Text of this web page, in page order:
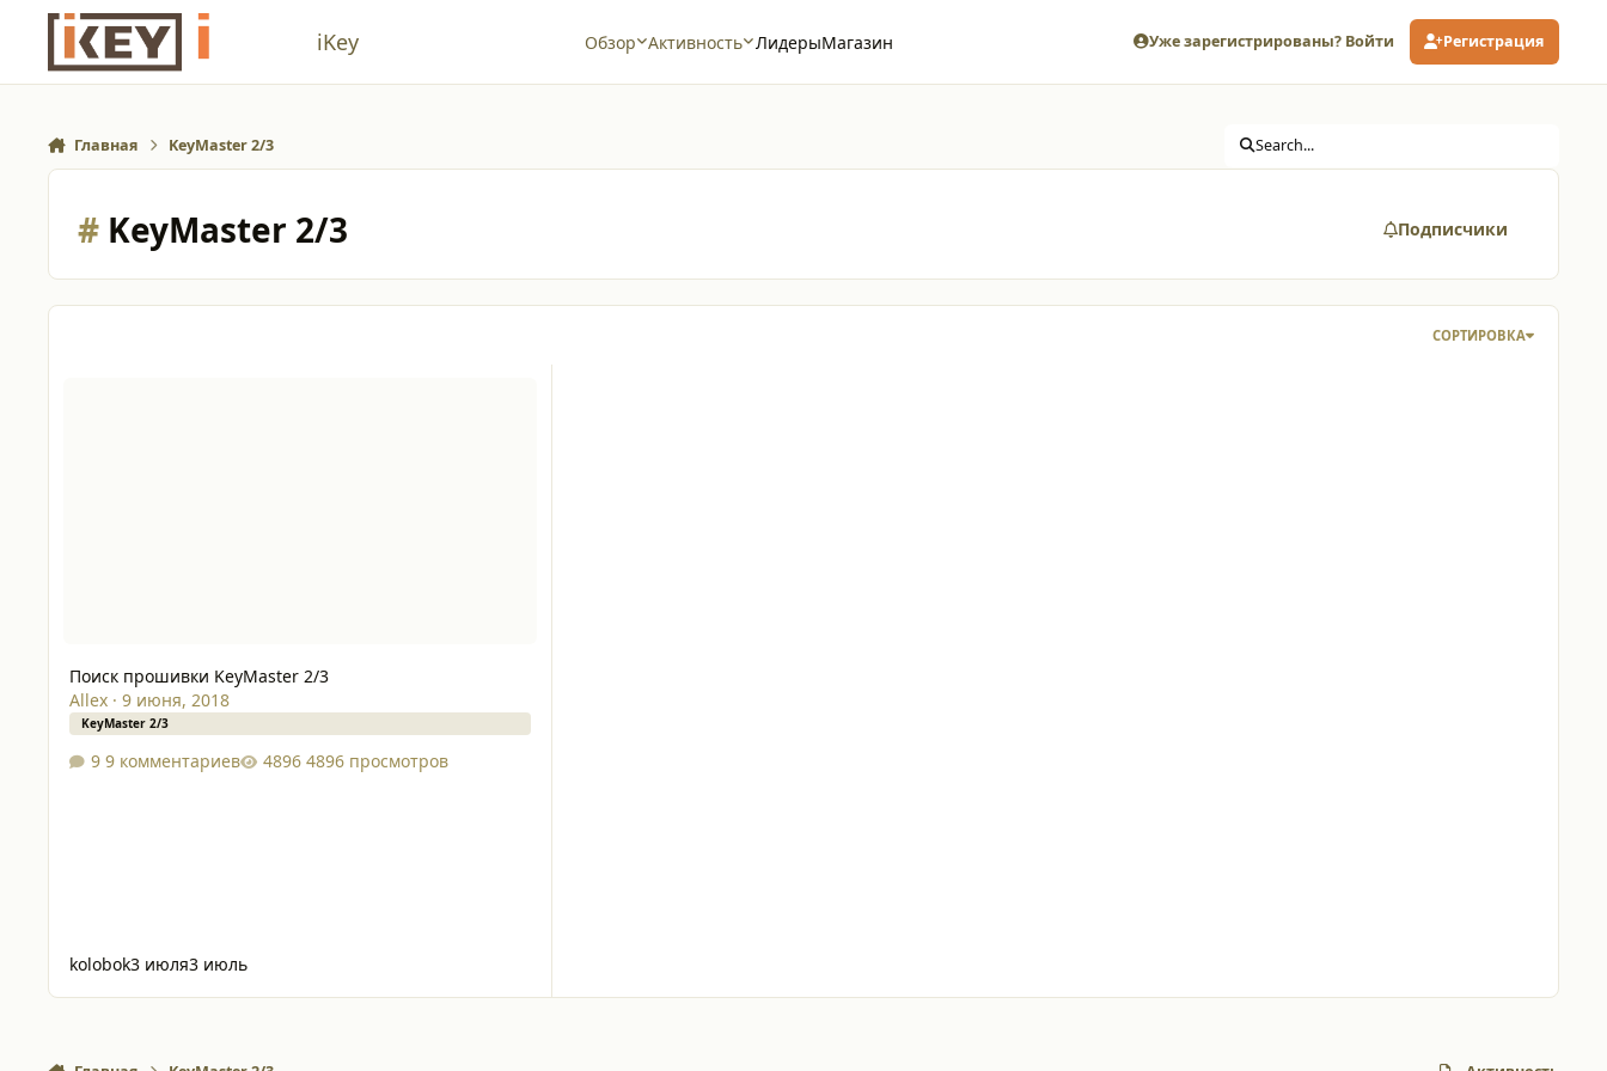
Перейти к содержанию
iKey Обзор Активность ЛидерыМагазин Уже зарегистрированы? Войти Регистрация
Главная KeyMaster 2/3 Search...
#KeyMaster 2/3 Подписчики
СОРТИРОВКА
Поиск прошивки KeyMaster 2/3
Allex· 9 июня, 2018
KeyMaster 2/3
9 комментариев 4896 просмотров
kolobok3 июля3 июль